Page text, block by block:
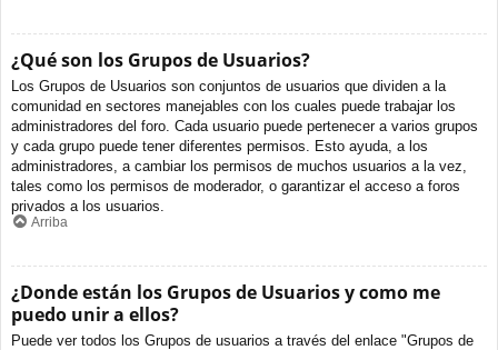
¿Qué son los Grupos de Usuarios?
Los Grupos de Usuarios son conjuntos de usuarios que dividen a la
comunidad en sectores manejables con los cuales puede trabajar los
administradores del foro. Cada usuario puede pertenecer a varios grupos
y cada grupo puede tener diferentes permisos. Esto ayuda, a los
administradores, a cambiar los permisos de muchos usuarios a la vez,
tales como los permisos de moderador, o garantizar el acceso a foros
privados a los usuarios.
Arriba
¿Donde están los Grupos de Usuarios y como me
puedo unir a ellos?
Puede ver todos los Grupos de usuarios a través del enlace "Grupos de